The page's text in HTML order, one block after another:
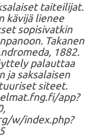
taiteilijat.
kävijä lienee
sopisivatkin
Takanen
1882.
palauttaa
ja saksalaisen
siteet.
app?
w/index.php?